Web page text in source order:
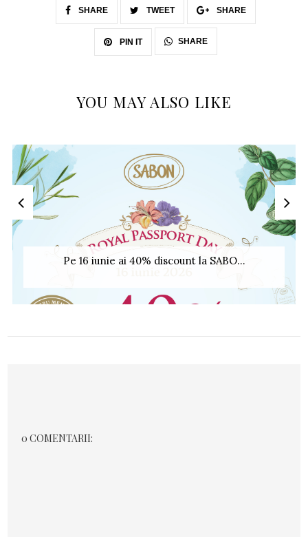
SHARE TWEET SHARE
PIN IT SHARE
YOU MAY ALSO LIKE
Pe 16 iunie ai 40% discount la SABO...
0 COMENTARII: